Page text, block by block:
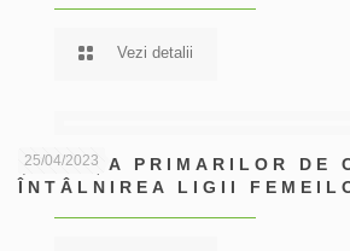
Vezi detalii
25/04/2023
ȘEDINȚA PRIMARILOR DE
ÎNTÂLNIREA LIGII